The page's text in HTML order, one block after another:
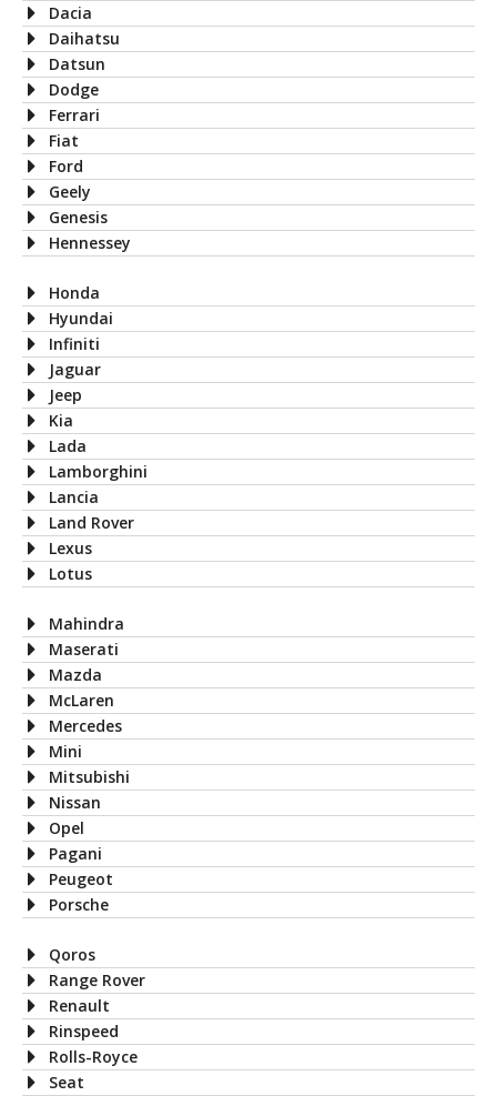
Dacia
Daihatsu
Datsun
Dodge
Ferrari
Fiat
Ford
Geely
Genesis
Hennessey
Honda
Hyundai
Infiniti
Jaguar
Jeep
Kia
Lada
Lamborghini
Lancia
Land Rover
Lexus
Lotus
Mahindra
Maserati
Mazda
McLaren
Mercedes
Mini
Mitsubishi
Nissan
Opel
Pagani
Peugeot
Porsche
Qoros
Range Rover
Renault
Rinspeed
Rolls-Royce
Seat